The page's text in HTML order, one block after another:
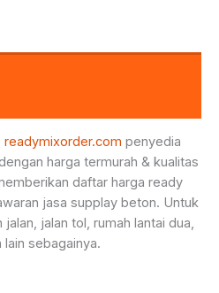
readymixorder.com penyedia
harga termurah & kualitas
daftar harga ready
jasa supplay beton. Untuk
jalan tol, rumah lantai dua,
sebagainya.